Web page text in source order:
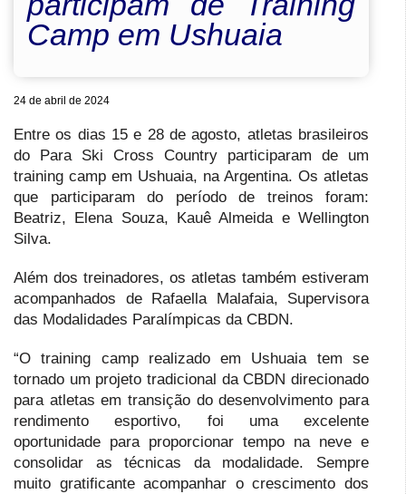
Camp em Ushuaia
24 de abril de 2024
Entre os dias 15 e 28 de agosto, atletas brasileiros
do Para Ski Cross Country participaram de um
training camp em Ushuaia, na Argentina. Os atletas
que participaram do período de treinos foram:
Beatriz, Elena Souza, Kauê Almeida e Wellington
Silva.
Além dos treinadores, os atletas também estiveram
acompanhados de Rafaella Malafaia, Supervisora
das Modalidades Paralímpicas da CBDN.
“O training camp realizado em Ushuaia tem se
tornado um projeto tradicional da CBDN direcionado
para atletas em transição do desenvolvimento para
rendimento esportivo, foi uma excelente
oportunidade para proporcionar tempo na neve e
consolidar as técnicas da modalidade. Sempre
muito gratificante acompanhar o crescimento dos